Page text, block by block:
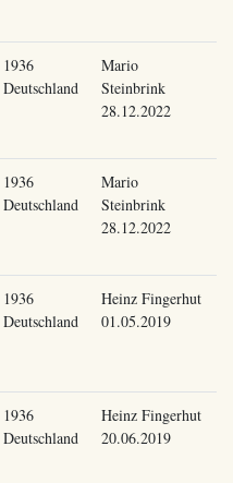
1936
Deutschland
Mario
Steinbrink
28.12.2022
1936
Deutschland
Mario
Steinbrink
28.12.2022
1936
Deutschland
Heinz Fingerhut
01.05.2019
1936
Deutschland
Heinz Fingerhut
20.06.2019